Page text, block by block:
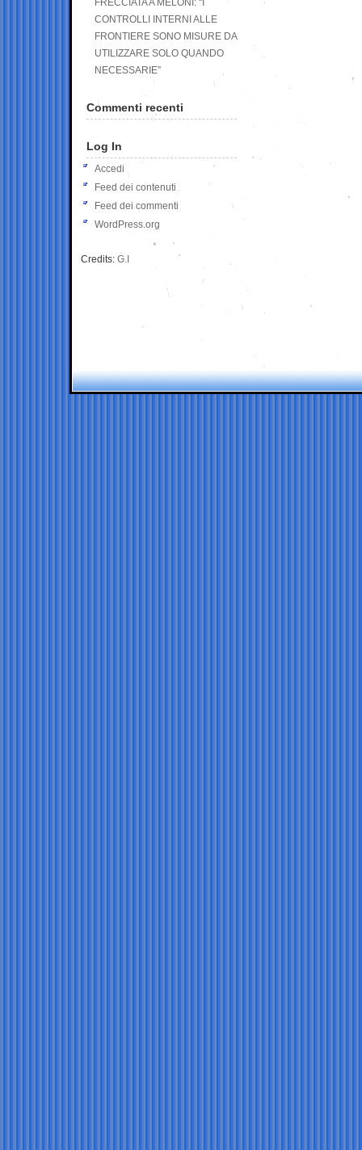
FRECCIATA A MELONI: “I
CONTROLLI INTERNI ALLE
FRONTIERE SONO MISURE DA
UTILIZZARE SOLO QUANDO
NECESSARIE”
Commenti recenti
Log In
Accedi
Feed dei contenuti
Feed dei commenti
WordPress.org
Credits: G.I